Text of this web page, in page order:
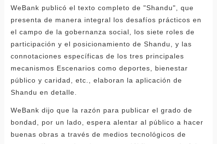
WeBank publicó el texto completo de "Shandu", que
presenta de manera integral los desafíos prácticos en
el campo de la gobernanza social, los siete roles de
participación y el posicionamiento de Shandu, y las
connotaciones específicas de los tres principales
mecanismos Escenarios como deportes, bienestar
público y caridad, etc., elaboran la aplicación de
Shandu en detalle.
WeBank dijo que la razón para publicar el grado de
bondad, por un lado, espera alentar al público a hacer
buenas obras a través de medios tecnológicos de